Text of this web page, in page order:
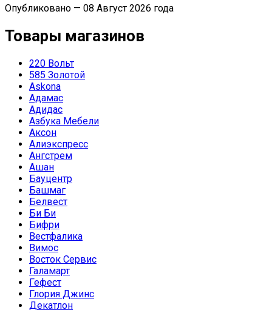
Опубликовано — 08 Август 2026 года
Товары магазинов
220 Вольт
585 Золотой
Askona
Адамас
Адидас
Азбука Мебели
Аксон
Алиэкспресс
Ангстрем
Ашан
Бауцентр
Башмаг
Белвест
Би Би
Бифри
Вестфалика
Вимос
Восток Сервис
Галамарт
Гефест
Глория Джинс
Декатлон